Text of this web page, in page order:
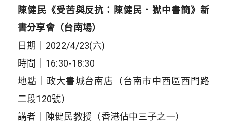
陳健民《受苦與反抗：陳健民．獄中書簡》新
書分享會（台南場）
日期｜2022/4/23(六)
時間｜16:30-18:30
地點｜政大書城台南店（台南市中西區西門路
二段120號）
講者｜陳健民教授（香港佔中三子之一）